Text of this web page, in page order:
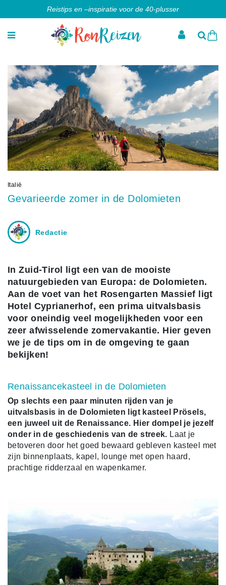
Reistips en –inspiratie voor de 40-plusser
Italië
Gevarieerde zomer in de Dolomieten
Redactie
In Zuid-Tirol ligt een van de mooiste
natuurgebieden van Europa: de Dolomieten.
Aan de voet van het Rosengarten Massief ligt
Hotel Cyprianerhof, een prima uitvalsbasis
voor oneindig veel mogelijkheden voor een
zeer afwisselende zomervakantie. Hier geven
we je de tips om in de omgeving te gaan
bekijken!
Renaissancekasteel in de Dolomieten
Op slechts een paar minuten rijden van je
uitvalsbasis in de Dolomieten ligt kasteel Prösels,
een juweel uit de Renaissance. Hier dompel je jezelf
onder in de geschiedenis van de streek. Laat je
betoveren door het goed bewaard gebleven kasteel met
zijn binnenplaats, kapel, lounge met open haard,
prachtige ridderzaal en wapenkamer.